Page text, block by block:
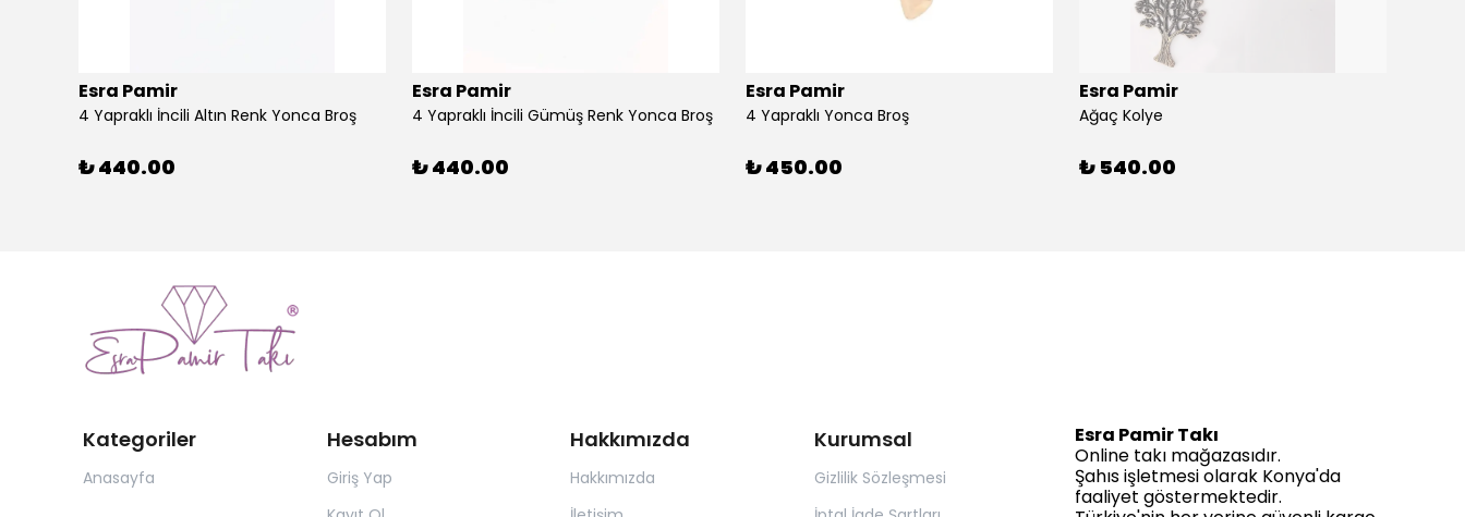
Esra Pamir
4 Yapraklı İncili Altın Renk Yonca Broş
₺ 440.00
Esra Pamir
4 Yapraklı İncili Gümüş Renk Yonca Broş
₺ 440.00
Esra Pamir
4 Yapraklı Yonca Broş
₺ 450.00
Esra Pamir
Ağaç Kolye
₺ 540.00
Kategoriler
Anasayfa
Hesabım
Giriş Yap
Hakkımızda
Hakkımızda
Kurumsal
Gizlilik Sözleşmesi
Esra Pamir Takı
Online takı mağazasıdır.
Şahıs işletmesi olarak Konya'da
faaliyet göstermektedir.